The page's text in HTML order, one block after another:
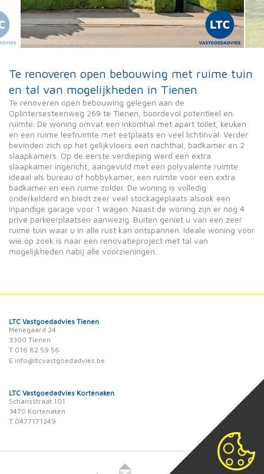
Te renoveren open bebouwing met ruime tuin
en tal van mogelijkheden in Tienen
Te renoveren open bebouwing gelegen aan de
Oplintersesteenweg 269 te Tienen, boordevol potentieel en
ruimte. De woning omvat een inkomhal met apart toilet, keuken
en een ruime leefruimte met eetplaats en veel lichtinval. Verder
bevinden zich op het gelijkvloers een nachthal, badkamer en 2
slaapkamers. Op de eerste verdieping werd een extra
slaapkamer ingericht, aangevuld met een polyvalente ruimte
ideaal als bureau of hobbykamer, een ruimte voor een extra
badkamer en een ruime zolder. De woning is volledig
onderkelderd en biedt zeer veel stockageplaats alsook een
inpandige garage voor 1 wagen. Naast de woning zijn er nog 4
privé parkeerplaatsen aanwezig. Buiten geniet u van een zeer
ruime tuin waar u in alle rust kan ontspannen. Ideale woning voor
wie op zoek is naar een renovatieproject met tal van
mogelijkheden nabij alle voorzieningen.
LTC Vastgoedadvies Tienen
Menegaard 24
3300 Tienen
T 016 82 59 56
E info@ltcvastgoedadvies.be
LTC Vastgoedadvies Kortenaken
Schansstraat 101
3470 Kortenaken
T 0477171249